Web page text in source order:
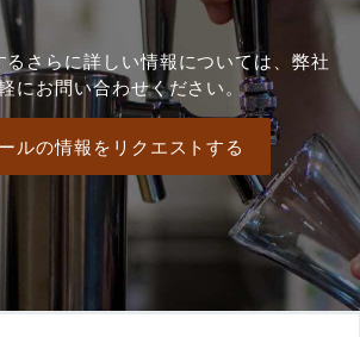
るさらに詳しい情報については、弊社
にお問い合わせください。
ルの情報をリクエストする